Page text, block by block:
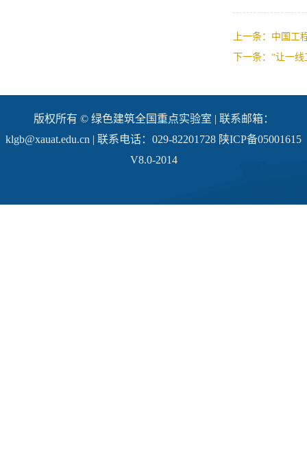
上一条：中国工
下一条：“让一
版权所有 © 绿色建筑全国重点实验室 | 联系邮箱：
klgb@xauat.edu.cn | 联系电话：029-82201728 陕ICP备05001615
V8.0-2014